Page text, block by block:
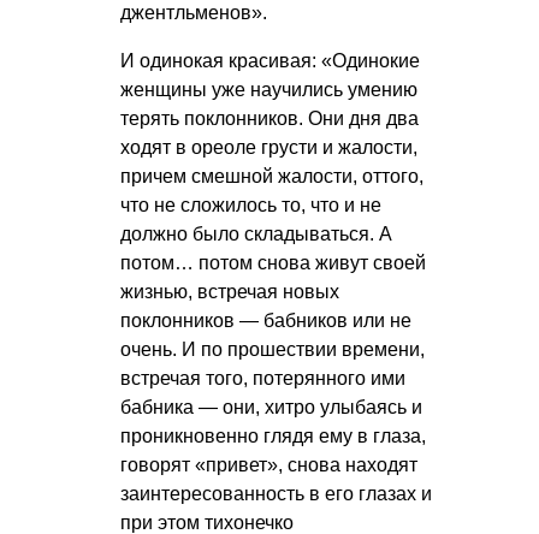
джентльменов».
И одинокая красивая: «Одинокие
женщины уже научились умению
терять поклонников. Они дня два
ходят в ореоле грусти и жалости,
причем смешной жалости, оттого,
что не сложилось то, что и не
должно было складываться. А
потом… потом снова живут своей
жизнью, встречая новых
поклонников — бабников или не
очень. И по прошествии времени,
встречая того, потерянного ими
бабника — они, хитро улыбаясь и
проникновенно глядя ему в глаза,
говорят «привет», снова находят
заинтересованность в его глазах и
при этом тихонечко